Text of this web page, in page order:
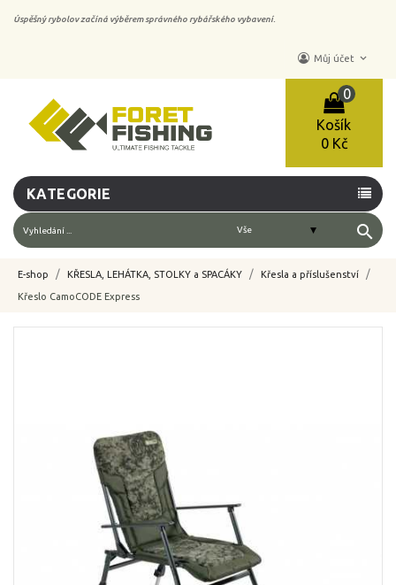
Úspěšný rybolov začíná výběrem správného rybářského vybavení.
Můj účet keyboard_arrow_down
Košík
0
0 Kč
KATEGORIE
search
E-shop KŘESLA, LEHÁTKA, STOLKY a SPACÁKY Křesla a příslušenství
Křeslo CamoCODE Express